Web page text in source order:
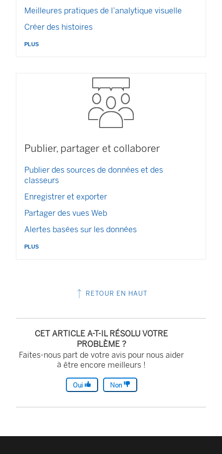
Meilleures pratiques de l’analytique visuelle
Créer des histoires
plus
Publier, partager et collaborer
Publier des sources de données et des
classeurs
Enregistrer et exporter
Partager des vues Web
Alertes basées sur les données
plus
RETOUR EN HAUT
CET ARTICLE A-T-IL RÉSOLU VOTRE
PROBLÈME ?
Faites-nous part de votre avis pour nous aider
à être encore meilleurs !
Oui Non